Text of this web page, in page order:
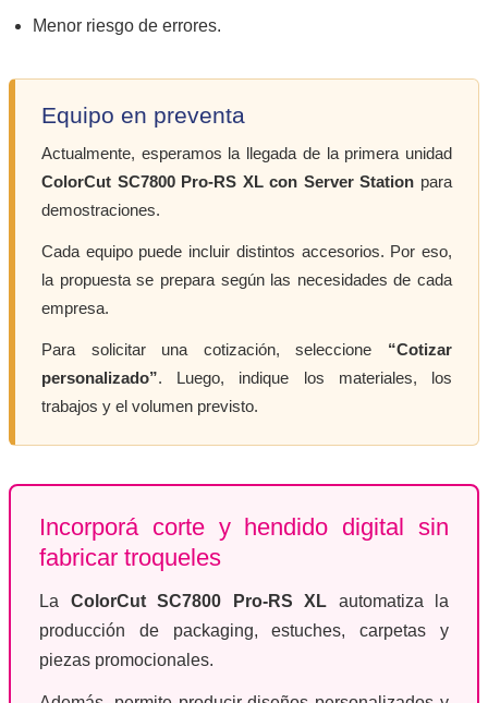
Menor riesgo de errores.
Equipo en preventa
Actualmente, esperamos la llegada de la primera unidad
ColorCut SC7800 Pro-RS XL con Server Station para
demostraciones.
Cada equipo puede incluir distintos accesorios. Por eso,
la propuesta se prepara según las necesidades de cada
empresa.
Para solicitar una cotización, seleccione “Cotizar
personalizado”. Luego, indique los materiales, los
trabajos y el volumen previsto.
Incorporá corte y hendido digital sin
fabricar troqueles
La ColorCut SC7800 Pro-RS XL automatiza la
producción de packaging, estuches, carpetas y
piezas promocionales.